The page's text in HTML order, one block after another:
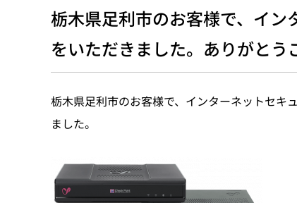
栃木県足利市のお客様で、イ
をいただきました。ありがとう
栃木県足利市のお客様で、インターネットセキ
ました。